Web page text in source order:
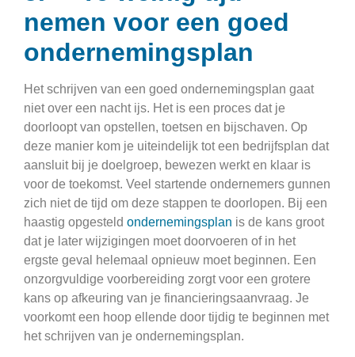
nemen voor een goed
ondernemingsplan
Het schrijven van een goed ondernemingsplan gaat
niet over een nacht ijs. Het is een proces dat je
doorloopt van opstellen, toetsen en bijschaven. Op
deze manier kom je uiteindelijk tot een bedrijfsplan dat
aansluit bij je doelgroep, bewezen werkt en klaar is
voor de toekomst. Veel startende ondernemers gunnen
zich niet de tijd om deze stappen te doorlopen. Bij een
haastig opgesteld ondernemingsplan is de kans groot
dat je later wijzigingen moet doorvoeren of in het
ergste geval helemaal opnieuw moet beginnen. Een
onzorgvuldige voorbereiding zorgt voor een grotere
kans op afkeuring van je financieringsaanvraag. Je
voorkomt een hoop ellende door tijdig te beginnen met
het schrijven van je ondernemingsplan.